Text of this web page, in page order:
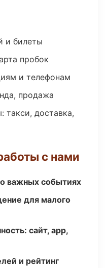
и билеты
пробок
и телефонам
продажа
такси, доставка,
с нами
важных событиях
для малого
сайт, app,
и рейтинг